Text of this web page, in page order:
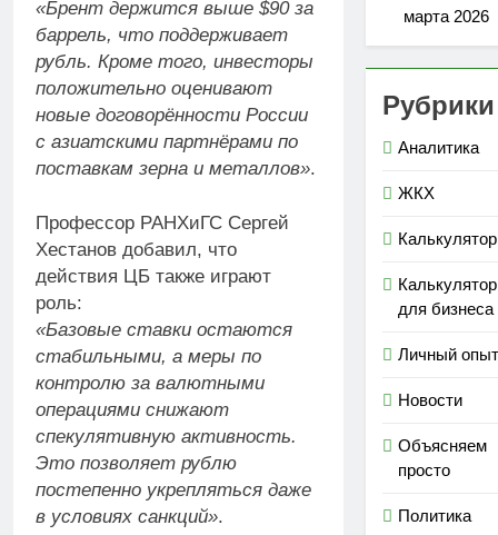
«Брент держится выше $90 за
баррель, что поддерживает
рубль. Кроме того, инвесторы
положительно оценивают
новые договорённости России
с азиатскими партнёрами по
поставкам зерна и металлов».
Профессор РАНХиГС Сергей
Хестанов добавил, что
действия ЦБ также играют
роль:
«Базовые ставки остаются
стабильными, а меры по
контролю за валютными
операциями снижают
спекулятивную активность.
Это позволяет рублю
постепенно укрепляться даже
в условиях санкций».
марта 2026
Рубрики
Аналитика
ЖКХ
для бизнеса
Личный опыт
Новости
Объясняем
просто
Политика